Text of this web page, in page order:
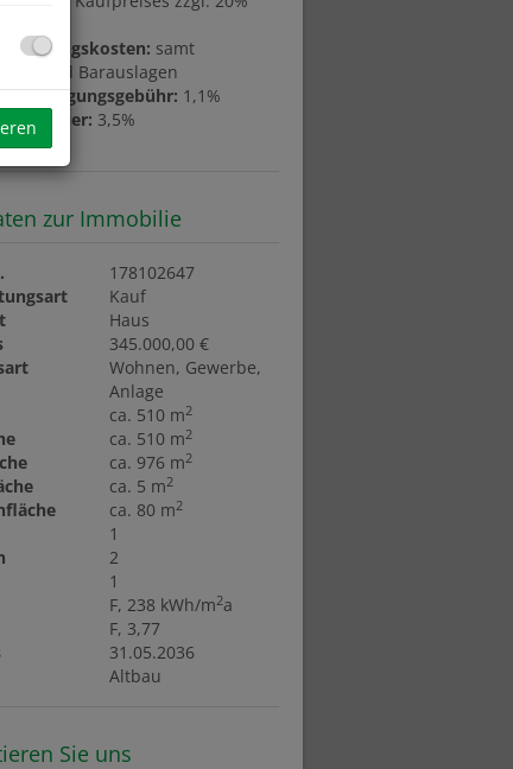
samt
und Barauslagen
1,1%
3,5%
zur Immobilie
178102647
Kauf
Haus
345.000,00 €
Wohnen Gewerbe
Anlage
ca. 510 m2
ca. 510 m2
ca. 976 m2
ca. 5 m2
ca. 80 m2
1
2
1
F, 238 kWh/m2a
F, 3,77
31.05.2036
Altbau
Sie uns